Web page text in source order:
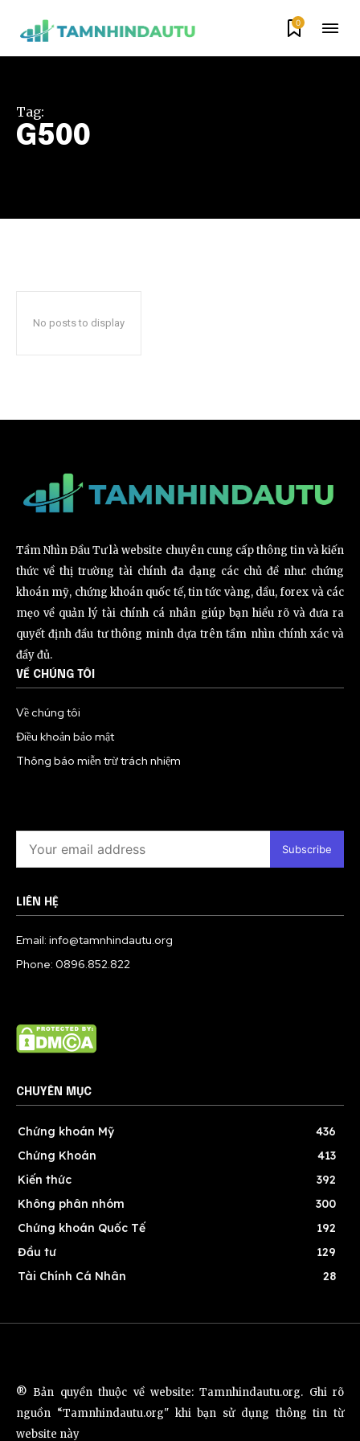
0
Tag:
G500
No posts to display
Tầm Nhìn Đầu Tư là website chuyên cung cấp thông tin và kiến
thức về thị trường tài chính đa dạng các chủ đề như: chứng
khoán mỹ, chứng khoán quốc tế, tin tức vàng, dầu, forex và các
mẹo về quản lý tài chính cá nhân giúp bạn hiểu rõ và đưa ra
quyết định đầu tư thông minh dựa trên tầm nhìn chính xác và
đầy đủ.
VỀ CHÚNG TÔI
Về chúng tôi
Điều khoản bảo mật
Thông báo miễn trừ trách nhiệm
Subscribe
LIÊN HỆ
Email: info@tamnhindautu.org
Phone: 0896.852.822
CHUYÊN MỤC
Chứng khoán Mỹ
436
Chứng Khoán
413
Kiến thức
392
Không phân nhóm
300
Chứng khoán Quốc Tế
192
Đầu tư
129
Tài Chính Cá Nhân
28
® Bản quyền thuộc về website: Tamnhindautu.org. Ghi rõ
nguồn “Tamnhindautu.org" khi bạn sử dụng thông tin từ
website này